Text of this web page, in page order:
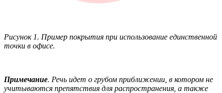
Рисунок 1. Пример покрытия при использование единственной
точки в офисе.
Примечание. Речь идет о грубом приближении, в котором не
учитываются препятствия для распространения, а также